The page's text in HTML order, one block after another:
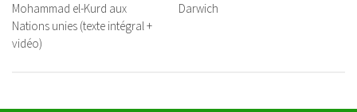
Mohammad el-Kurd aux
Nations unies (texte intégral +
vidéo)
Darwich